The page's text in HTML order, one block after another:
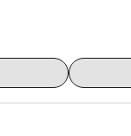
person
sig genast
eller munspel,